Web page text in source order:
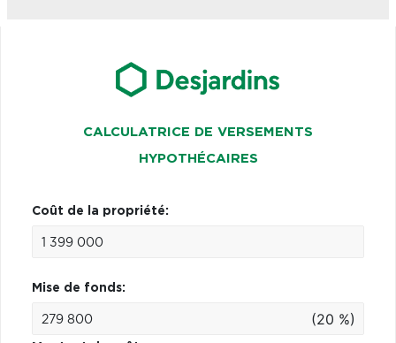
CALCULATRICE DE VERSEMENTS
HYPOTHÉCAIRES
Coût de la propriété:
Mise de fonds:
(20 %)